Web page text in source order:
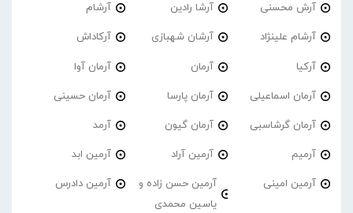
آرش محسنی آرشا رادین آرشام
آرشام علینژاد آرشان شهبازی آرکاداش
آرکیا آرمان آرمان آوا
آرمان اسماعیلی آرمان پارسا آرمان حسینی
آرمان گرشاسبی آرمان گیون آرمد
آرمیم آرمین آراد آرمین ابد
آرمین امینی
آرمین حسن زاده و
یاسین محمدی
آرمین دادرس